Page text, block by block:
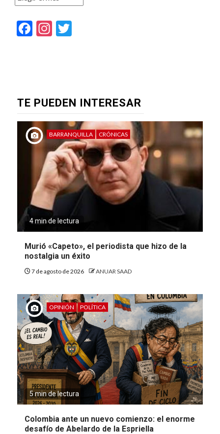
Facebook
Instagram
TE PUEDEN INTERESAR
BARRANQUILLA CRÓNICAS
4 min de lectura
Murió «Capeto», el periodista que hizo de la
nostalgia un éxito
7 de agosto de 2026 ANUAR SAAD
OPINIÓN POLÍTICA
5 min de lectura
Colombia ante un nuevo comienzo: el enorme
desafío de Abelardo de la Espriella